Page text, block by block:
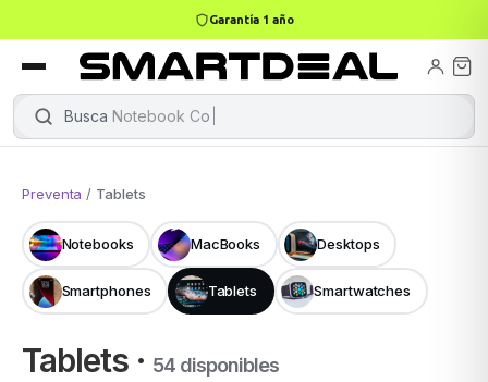
4,9 · +800 reseñas Google
Busca |
→
→
Preventa / Tablets
Notebooks MacBooks Desktops
Smartphones Tablets Smartwatches
Tablets · 54 disponibles